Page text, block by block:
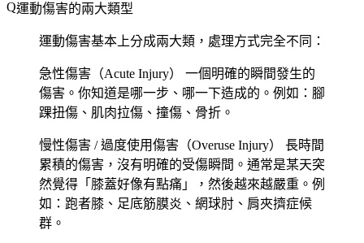
運動傷害的兩大類型
運動傷害基本上分成兩大類，處理方式完全不同：
急性傷害（Acute Injury）
一個明確的瞬間發生的
傷害。你知道是哪一步、哪一下造成的。例如：腳
踝扭傷、肌肉拉傷、撞傷、骨折。
慢性傷害 / 過度使用傷害（Overuse Injury）
長時間
累積的傷害，沒有明確的受傷瞬間。通常是某天突
然覺得「膝蓋好像有點痛」，然後越來越嚴重。例
如：跑者膝、足底筋膜炎、網球肘、肩夾擠症候
群。